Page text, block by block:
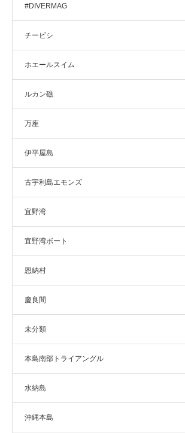
#DIVERMAG
チービシ
ホエールスイム
ルカン礁
万座
伊平屋島
古宇利島エモンズ
宜野湾
宜野湾ボート
恩納村
慶良間
未分類
本島南部トライアングル
水納島
沖縄本島